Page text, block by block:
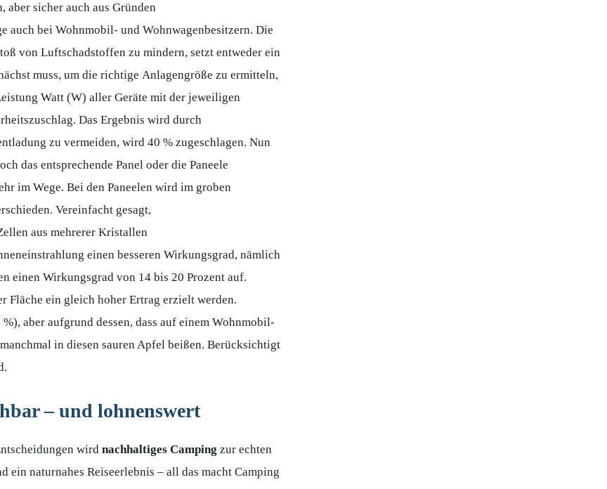
aber sicher auch aus Gründen
auch bei Wohnmobil- und Wohnwagenbesitzern. Die
von Luftschadstoffen zu mindern, setzt entweder ein
muss, um die richtige Anlagengröße zu ermitteln,
Watt (W) aller Geräte mit der jeweiligen
Das Ergebnis wird durch
zu vermeiden, wird 40 % zugeschlagen. Nun
das entsprechende Panel oder die Paneele
im Wege. Bei den Paneelen wird im groben
Vereinfacht gesagt,
aus mehrerer Kristallen
einen besseren Wirkungsgrad, nämlich
einen Wirkungsgrad von 14 bis 20 Prozent auf.
ein gleich hoher Ertrag erzielt werden.
aber aufgrund dessen, dass auf einem Wohnmobil-
in diesen sauren Apfel beißen. Berücksichtigt
– und lohnenswert
wird nachhaltiges Camping zur echten
ein naturnahes Reiseerlebnis – all das macht Camping